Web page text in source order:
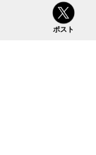
ポスト